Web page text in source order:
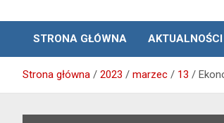
STRONA GŁÓWNA
AKTUALNOŚCI
Strona główna 2023 marzec 13